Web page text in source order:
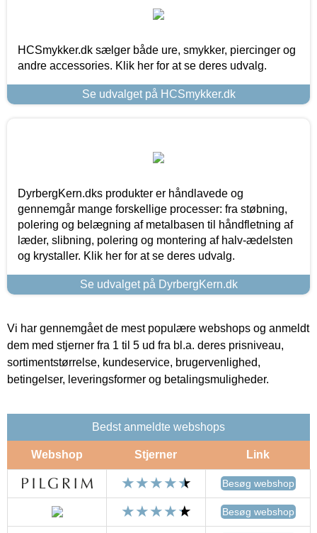
HCSmykker.dk sælger både ure, smykker, piercinger og
andre accessories. Klik her for at se deres udvalg.
Se udvalget på HCSmykker.dk
DyrbergKern.dks produkter er håndlavede og
gennemgår mange forskellige processer: fra støbning,
polering og belægning af metalbasen til håndfletning af
læder, slibning, polering og montering af halv-ædelsten
og krystaller. Klik her for at se deres udvalg.
Se udvalget på DyrbergKern.dk
Vi har gennemgået de mest populære webshops og anmeldt
dem med stjerner fra 1 til 5 ud fra bl.a. deres prisniveau,
sortimentstørrelse, kundeservice, brugervenlighed,
betingelser, leveringsformer og betalingsmuligheder.
Bedst anmeldte webshops
Webshop Stjerner Link
Besøg webshop
Besøg webshop